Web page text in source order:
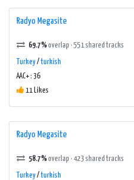
Radyo Megasite
69.7%overlap · 551 shared tracks
Turkey/ turkish
AAC+ : 36
11 Likes
Radyo Megasite
58.7%overlap · 423 shared tracks
Turkey/ turkish